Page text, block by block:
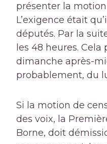
présenter la
L’exigence était
députés. Par la
les 48 heures. Cela
dimanche après-
probablement, du
Si la motion de
des voix, la
Borne, doit